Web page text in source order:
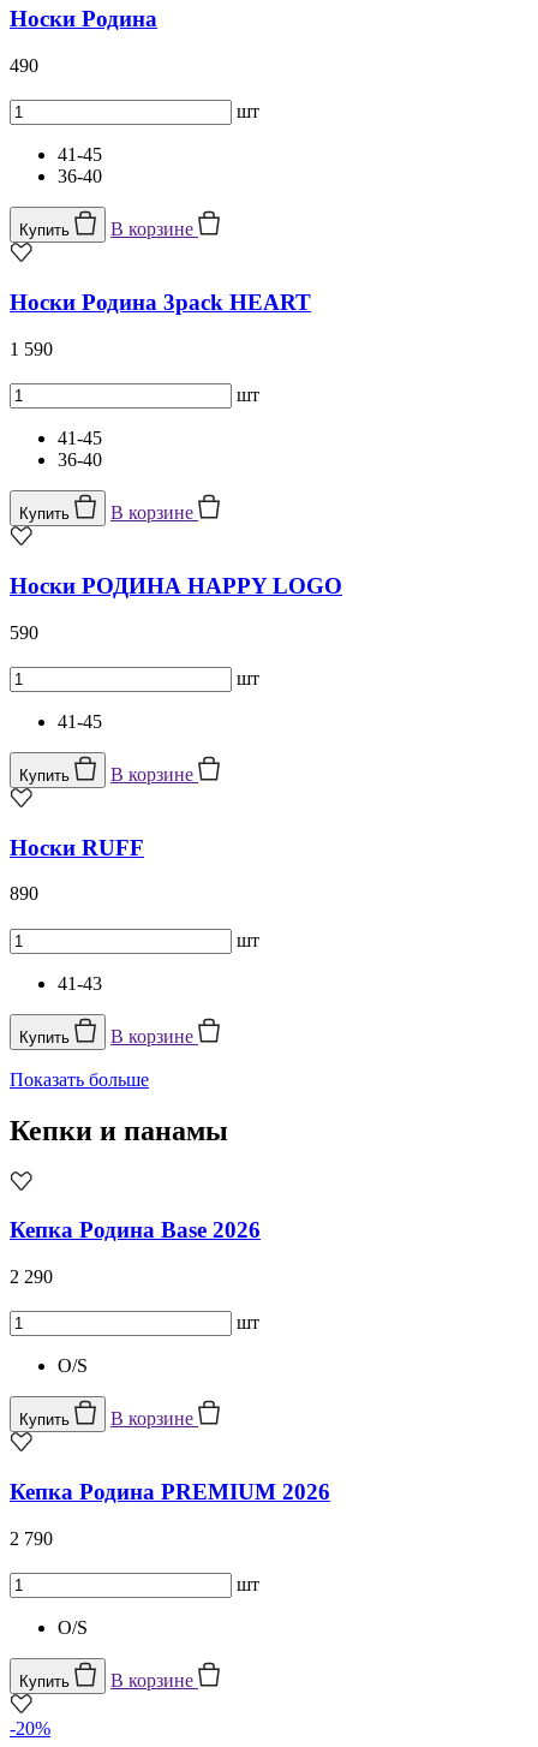
Носки Родина
490
шт
41-45
36-40
Купить В корзине
Носки Родина 3pack HEART
1 590
шт
41-45
36-40
Купить В корзине
Носки РОДИНА HAPPY LOGO
590
шт
41-45
Купить В корзине
Носки RUFF
890
шт
41-43
Купить В корзине
Показать больше
Кепки и панамы
Кепка Родина Base 2026
2 290
шт
O/S
Купить В корзине
Кепка Родина PREMIUM 2026
2 790
шт
O/S
Купить В корзине
-20%